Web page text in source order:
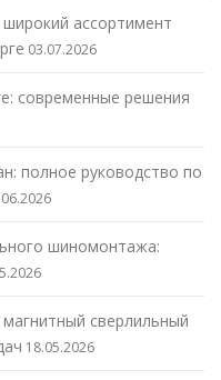
ассортимент
03.07.2026
современные решения
полное руководство по
шиномонтажа:
сверлильный
18.05.2026